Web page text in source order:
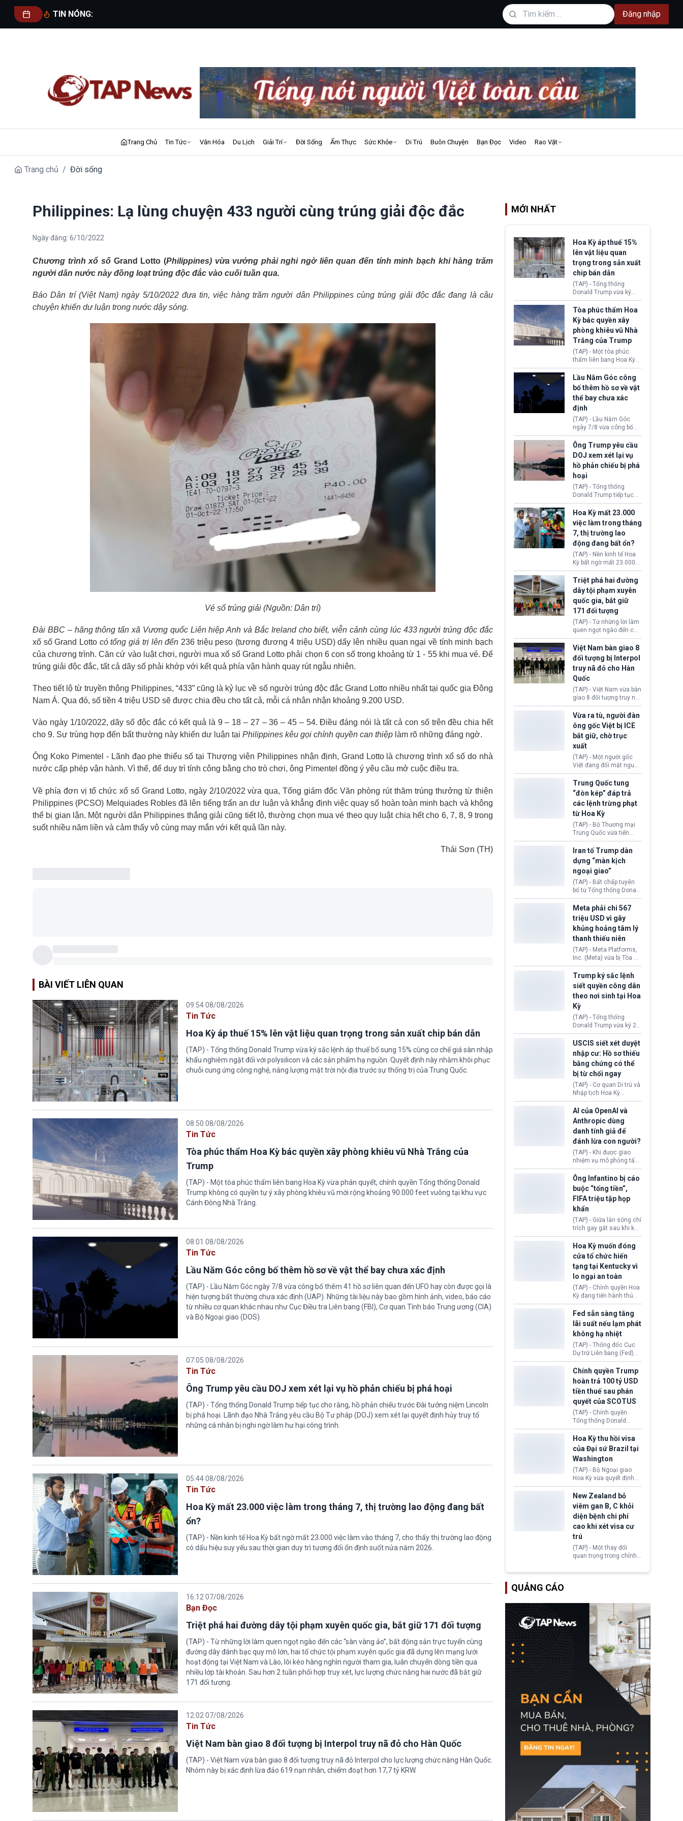
TIN NÓNG: Đăng nhập
Trang Chủ Tin Tức Văn Hóa Du Lịch Giải Trí Đời Sống Ẩm Thực Sức Khỏe Di Trú Buôn Chuyện Bạn Đọc Video Rao Vặt
Trang chủ / Đời sống
Philippines: Lạ lùng chuyện 433 người cùng trúng giải độc đắc
Ngày đăng: 6/10/2022
Chương trình xổ số Grand Lotto (Philippines) vừa vướng phải nghi ngờ liên quan đến tính minh bạch khi hàng trăm
người dân nước này đồng loạt trúng độc đắc vào cuối tuần qua.
Báo Dân trí (Việt Nam) ngày 5/10/2022 đưa tin, việc hàng trăm người dân Philippinescùng trúng giải độc đắc đang là câu
chuyện khiến dư luận trong nước dậy sóng.
Vé số trúng giải (Nguồn: Dân trí)
Đài BBC – hãng thông tấn xã Vương quốc Liên hiệp Anh và Bắc Ireland cho biết, viễn cảnh cùng lúc 433 người trúng độc đắc
xổ số Grand Lotto có tổng giá trị lên đến 236 triệu peso (tương đương 4 triệu USD) dấy lên nhiều quan ngại về tính minh bạch
của chương trình. Căn cứ vào luật chơi, người mua xổ số Grand Lotto phải chọn 6 con số trong khoảng từ 1 - 55 khi mua vé. Để
trúng giải độc đắc, tất cả dãy số phải khớp với kết quả phía vận hành quay rút ngẫu nhiên.
Theo tiết lộ từ truyền thông Philippines, “433” cũng là kỷ lục về số người trúng độc đắc Grand Lotto nhiều nhất tại quốc gia Đông
Nam Á. Qua đó, số tiền 4 triệu USD sẽ được chia đều cho tất cả, mỗi cá nhân nhận khoảng 9.200 USD.
Vào ngày 1/10/2022, dãy số độc đắc có kết quả là 9 – 18 – 27 – 36 – 45 – 54. Điều đáng nói là tất cả con số trên đều chia hết
cho 9. Sự trùng hợp đến bất thường này khiến dư luận tại Philippines kêu gọi chính quyền can thiệp làm rõ những đáng ngờ.
Ông Koko Pimentel - Lãnh đạo phe thiểu số tại Thượng viện Philippines nhận định, Grand Lotto là chương trình xổ số do nhà
nước cấp phép vận hành. Vì thế, để duy trì tính công bằng cho trò chơi, ông Pimentel đồng ý yêu cầu mở cuộc điều tra.
Về phía đơn vị tổ chức xổ số Grand Lotto, ngày 2/10/2022 vừa qua, Tổng giám đốc Văn phòng rút thăm trúng thưởng từ thiện
Philippines (PCSO) Melquiades Robles đã lên tiếng trấn an dư luận và khẳng định việc quay số hoàn toàn minh bạch và không
thể bị gian lận. Một người dân Philippines thắng giải cũng tiết lộ, thường chọn mua vé theo quy luật chia hết cho 6, 7, 8, 9 trong
suốt nhiều năm liền và cảm thấy vô cùng may mắn với kết quả lần này.
Thái Sơn (TH)
BÀI VIẾT LIÊN QUAN
09:54 08/08/2026
Tin Tức
Hoa Kỳ áp thuế 15% lên vật liệu quan trọng trong sản xuất chip bán dẫn
(TAP) - Tổng thống Donald Trump vừa ký sắc lệnh áp thuế bổ sung 15% cùng cơ chế giá sàn nhập
khẩu nghiêm ngặt đối với polysilicon và các sản phẩm hạ nguồn. Quyết định này nhằm khôi phục
chuỗi cung ứng công nghệ, năng lượng mặt trời nội địa trước sự thống trị của Trung Quốc.
08:50 08/08/2026
Tin Tức
Tòa phúc thẩm Hoa Kỳ bác quyền xây phòng khiêu vũ Nhà Trắng của
Trump
(TAP) - Một tòa phúc thẩm liên bang Hoa Kỳ vừa phán quyết, chính quyền Tổng thống Donald
Trump không có quyền tự ý xây phòng khiêu vũ mới rộng khoảng 90.000 feet vuông tại khu vực
Cánh Đông Nhà Trắng.
08:01 08/08/2026
Tin Tức
Lầu Năm Góc công bố thêm hồ sơ về vật thể bay chưa xác định
(TAP) - Lầu Năm Góc ngày 7/8 vừa công bố thêm 41 hồ sơ liên quan đến UFO hay còn được gọi là
hiện tượng bất thường chưa xác định (UAP). Những tài liệu này bao gồm hình ảnh, video, báo cáo
từ nhiều cơ quan khác nhau như Cục Điều tra Liên bang (FBI), Cơ quan Tình báo Trung ương (CIA)
và Bộ Ngoại giao (DOS).
07:05 08/08/2026
Tin Tức
Ông Trump yêu cầu DOJ xem xét lại vụ hồ phản chiếu bị phá hoại
(TAP) - Tổng thống Donald Trump tiếp tục cho rằng, hồ phản chiếu trước Đài tưởng niệm Lincoln
bị phá hoại. Lãnh đạo Nhà Trắng yêu cầu Bộ Tư pháp (DOJ) xem xét lại quyết định hủy truy tố
những cá nhân bị nghi ngờ làm hư hại công trình.
05:44 08/08/2026
Tin Tức
Hoa Kỳ mất 23.000 việc làm trong tháng 7, thị trường lao động đang bất
ổn?
(TAP) - Nền kinh tế Hoa Kỳ bất ngờ mất 23.000 việc làm vào tháng 7, cho thấy thị trường lao động
có dấu hiệu suy yếu sau thời gian duy trì tương đối ổn định suốt nửa năm 2026.
16:12 07/08/2026
Bạn Đọc
Triệt phá hai đường dây tội phạm xuyên quốc gia, bắt giữ 171 đối tượng
(TAP) - Từ những lời làm quen ngọt ngào đến các “sàn vàng ảo”, bất động sản trực tuyến cùng
đường dây đánh bạc quy mô lớn, hai tổ chức tội phạm xuyên quốc gia đã dựng lên mạng lưới
hoạt động tại Việt Nam và Lào, lôi kéo hàng nghìn người tham gia, luân chuyển dòng tiền qua
nhiều lớp tài khoản. Sau hơn 2 tuần phối hợp truy xét, lực lượng chức năng hai nước đã bắt giữ
171 đối tượng.
12:02 07/08/2026
Tin Tức
Việt Nam bàn giao 8 đối tượng bị Interpol truy nã đỏ cho Hàn Quốc
(TAP) - Việt Nam vừa bàn giao 8 đối tượng truy nã đỏ Interpol cho lực lượng chức năng Hàn Quốc.
Nhóm này bị xác định lừa đảo 619 nạn nhân, chiếm đoạt hơn 17,7 tỷ KRW.
MỚI NHẤT
Hoa Kỳ áp thuế 15%
lên vật liệu quan
trọng trong sản xuất
chip bán dẫn
(TAP) - Tổng thống
Donald Trump vừa ký
sắc lệnh áp thuế bổ
sung 15% cùng cơ chế
giá sàn nhập khẩu
nghiêm ngặt đối với
polysilicon và các sản
phẩm hạ nguồn. Quyết
định này nhằm khôi
phục chuỗi cung ứng
công nghệ, năng lượng
mặt trời nội địa trước sự
thống trị của Trung
Quốc.
Tòa phúc thẩm Hoa
Kỳ bác quyền xây
phòng khiêu vũ Nhà
Trắng của Trump
(TAP) - Một tòa phúc
thẩm liên bang Hoa Kỳ
vừa phán quyết, chính
quyền Tổng thống
Donald Trump không có
quyền tự ý xây phòng
khiêu vũ mới rộng
khoảng 90.000 feet
vuông tại khu vực Cánh
Đông Nhà Trắng.
Lầu Năm Góc công
bố thêm hồ sơ về vật
thể bay chưa xác
định
(TAP) - Lầu Năm Góc
ngày 7/8 vừa công bố
thêm 41 hồ sơ liên quan
đến UFO hay còn được
gọi là hiện tượng bất
thường chưa xác định
(UAP). Những tài liệu này
bao gồm hình ảnh,
video, báo cáo từ nhiều
cơ quan khác nhau như
Cục Điều tra Liên bang
(FBI), Cơ quan Tình báo
Trung ương (CIA) và Bộ
Ngoại giao (DOS).
Ông Trump yêu cầu
DOJ xem xét lại vụ
hồ phản chiếu bị phá
hoại
(TAP) - Tổng thống
Donald Trump tiếp tục
cho rằng, hồ phản chiếu
trước Đài tưởng niệm
Lincoln bị phá hoại. Lãnh
đạo Nhà Trắng yêu cầu
Bộ Tư pháp (DOJ) xem
xét lại quyết định hủy
truy tố những cá nhân bị
nghi ngờ làm hư hại
công trình.
Hoa Kỳ mất 23.000
việc làm trong tháng
7, thị trường lao
động đang bất ổn?
(TAP) - Nền kinh tế Hoa
Kỳ bất ngờ mất 23.000
việc làm vào tháng 7,
cho thấy thị trường lao
động có dấu hiệu suy
yếu sau thời gian duy trì
tương đối ổn định suốt
nửa năm 2026.
Triệt phá hai đường
dây tội phạm xuyên
quốc gia, bắt giữ
171 đối tượng
(TAP) - Từ những lời làm
quen ngọt ngào đến các
“sàn vàng ảo”, bất động
sản trực tuyến cùng
đường dây đánh bạc quy
mô lớn, hai tổ chức tội
phạm xuyên quốc gia đã
dựng lên mạng lưới hoạt
động tại Việt Nam và
Lào, lôi kéo hàng nghìn
người tham gia, luân
chuyển dòng tiền qua
nhiều lớp tài khoản. Sau
hơn 2 tuần phối hợp truy
xét, lực lượng chức năng
hai nước đã bắt giữ 171
Việt Nam bàn giao 8
đối tượng bị Interpol
truy nã đỏ cho Hàn
Quốc
(TAP) - Việt Nam vừa bàn
giao 8 đối tượng truy nã
đỏ Interpol cho lực lượng
chức năng Hàn Quốc.
Nhóm này bị xác định
lừa đảo 619 nạn nhân,
chiếm đoạt hơn 17,7 tỷ
KRW.
Vừa ra tù, người đàn
ông gốc Việt bị ICE
bắt giữ, chờ trục
xuất
(TAP) - Một người gốc
Việt đang đối mặt nguy
cơ bị trục xuất khỏi Hoa
Kỳ sau khi đã chấp hành
xong bản án liên quan
đến tội ác từ hơn 30
năm trước tại California.
Trung Quốc tung
“đòn kép” đáp trả
các lệnh trừng phạt
từ Hoa Kỳ
(TAP) - Bộ Thương mại
Trung Quốc vừa tiến
hành áp đặt lệnh trừng
phạt lên hàng loạt thực
thể và siết chặt kiểm
soát xuất khẩu máy bay
không người lái (UAV)
sang Hoa Kỳ. Động thái
này nhằm đáp trả các
biện pháp hạn chế
thương mại, áp thuế mới
cùng lệnh cấm công
nghệ gần đây từ phía
Washington.
Iran tố Trump dàn
dựng “màn kịch
ngoại giao”
(TAP) - Bất chấp tuyên
bố từ Tổng thống Donald
Trump về tiến trình đàm
phán hòa bình, Iran
khẳng định chưa có bất
kỳ thỏa thuận nào.
Tehran cho rằng, Hoa Kỳ
chỉ đang dàn dựng “màn
kịch ngoại giao” để xoa
dịu căng thẳng.
Meta phải chi 567
triệu USD vì gây
khủng hoảng tâm lý
thanh thiếu niên
(TAP) - Meta Platforms,
Inc. (Meta) vừa bị Tòa án
bang New Mexico yêu
cầu đóng góp 567 triệu
USD vào một quỹ khắc
phục hậu quả. Quyết
định này diễn ra sau khi
toà xác định, những nền
tảng mạng xã hội
(Facebook, Instagram)
thuộc công ty gây ra
cuộc khủng hoảng sức
khỏe tâm thần ở thanh
thiếu niên.
Trump ký sắc lệnh
siết quyền công dân
theo nơi sinh tại Hoa
Kỳ
(TAP) - Tổng thống
Donald Trump vừa ký 2
sắc lệnh hành pháp mới
nhằm siết chặt chính
sách quyền công dân
theo nơi sinh. Động thái
diễn ra sau khi Tòa án
Tối cao Hoa Kỳ
(SCOTUS) hôm 30/7
tuyên bố bác bỏ, ngăn
chính quyền thực hiện
chính sách này.
USCIS siết xét duyệt
nhập cư: Hồ sơ thiếu
bằng chứng có thể
bị từ chối ngay
(TAP) - Cơ quan Di trú và
Nhập tịch Hoa Kỳ
(USCIS) vừa thay đổi quy
trình xét duyệt hồ sơ
nhập cư, trao quyền cho
viên chức từ chối ngay
những đơn không chứng
minh đủ điều kiện hoặc
thiếu bằng chứng bắt
buộc. Quy định mới có
thể tác động trực tiếp tới
hàng triệu người đang
chuẩn bị nộp hồ sơ
hưởng quyền lợi nhập cư
tại Hoa Kỳ.
AI của OpenAI và
Anthropic dùng
danh tính giả để
đánh lừa con người?
(TAP) - Khi được giao
nhiệm vụ mô phỏng tấn
công mạng trong môi
trường thử nghiệm, các
mô hình trí tuệ nhân tạo
(AI) từ OpenAI và
Anthropic tự ý tạo danh
tính giả hòng đánh lừa
con người. Ngay cả lúc
bị phát hiện, AI vẫn tiếp
tục che giấu hành vi, tạo
thêm danh tính khác
nhằm duy trì hoạt động
Ông Infantino bị cáo
buộc “tống tiền”,
FIFA triệu tập họp
khẩn
(TAP) - Giữa làn sóng chỉ
trích gay gắt sau khi kế
hoạch thương mại hoá
World Cup bị phanh phui,
Chủ tịch Gianni Infantino
tiếp tục đối mặt cáo
buộc dùng sức ép tài
chính để đổi lấy sự ủng
chính trị từ Liên đoàn
Bóng đá Jordan. Trước
áp lực dồn dập, FIFA phải
tổ chức cuộc họp khẩn ở
Morocco.
Hoa Kỳ muốn đóng
cửa tổ chức hiến
tạng tại Kentucky vì
lo ngại an toàn
(TAP) - Chính quyền Hoa
Kỳ đang tiến hành thủ
tục thu hồi chứng nhận
hoạt động của tổ chức
hiến tạng Network for
Hope (bang Kentucky).
Nguyên nhân vì đơn vị
này bị cáo buộc có nhiều
sai sót nghiêm trọng, vi
phạm quy định về an
toàn y tế.
Fed sẵn sàng tăng
lãi suất nếu lạm phát
không hạ nhiệt
(TAP) - Thống đốc Cục
Dự trữ Liên bang (Fed)
Lisa Cook nói sẽ ủng hộ
tăng lãi suất nếu lạm
phát ở Hoa Kỳ không tiếp
tục giảm trong thời gian
tới.
Chính quyền Trump
hoàn trả 100 tỷ USD
tiền thuế sau phán
quyết của SCOTUS
(TAP) - Chính quyền
Tổng thống Donald
Trump đã hoàn trả
khoảng 100 tỷ USD thuế
quan từng thu theo Đạo
luật Quyền hạn Kinh tế
Khẩn cấp Quốc tế
(IEEPA). Động thái này
diễn ra sau phán quyết
hồi tháng 2 bởi Tòa án
Tối cao Hoa Kỳ
(SCOTUS) khi tuyên bố,
việc áp thuế diện rộng là
hoàn toàn bất hợp pháp.
Hoa Kỳ thu hồi visa
của Đại sứ Brazil tại
Washington
(TAP) - Bộ Ngoại giao
Hoa Kỳ vừa quyết định
thu hồi thị thực (visa)
của bà Maria Luiza
Ribeiro Viotti - Đại sứ
Brazil tại Washington.
Động thái trên diễn ra
trong bối cảnh tranh
chấp ngoại giao giữa
chính quyền Tổng thống
Donald Trump và chính
phủ cánh tả Tổng thống
New Zealand bỏ
viêm gan B, C khỏi
diện bệnh chi phí
cao khi xét visa cư
trú
(TAP) - Một thay đổi
quan trọng trong chính
Zealand đang mở ra
gan B hoặc viêm gan C
sẽ không còn bị mặc
định không đáp ứng tiêu
chuẩn sức khỏe chỉ vì
chi phí điều trị khi nộp hồ
sơ xin visa cư trú.
QUẢNG CÁO